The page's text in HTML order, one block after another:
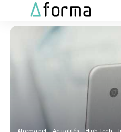
Aforma.net - Actualités - High Tech -